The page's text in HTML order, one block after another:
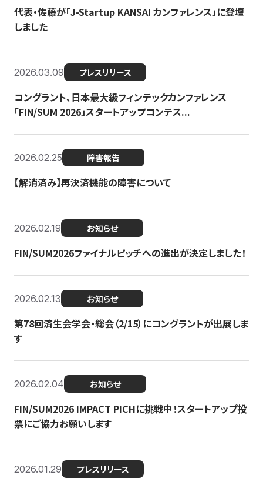
代表・佐藤が「J-Startup KANSAI カンファレンス」に登壇
しました
2026.03.09 プレスリリース
コングラント、日本最大級フィンテックカンファレンス
「FIN/SUM 2026」スタートアップコンテス...
2026.02.25 障害報告
【解消済み】再決済機能の障害について
2026.02.19 お知らせ
FIN/SUM2026ファイナルピッチへの進出が決定しました！
2026.02.13 お知らせ
第78回済生会学会・総会（2/15）にコングラントが出展しま
す
2026.02.04 お知らせ
FIN/SUM2026 IMPACT PICHに挑戦中！スタートアップ投
票にご協力お願いします
2026.01.29 プレスリリース